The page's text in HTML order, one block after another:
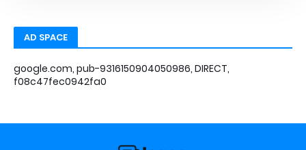
AD SPACE
google.com, pub-9316150904050986, DIRECT,
f08c47fec0942fa0